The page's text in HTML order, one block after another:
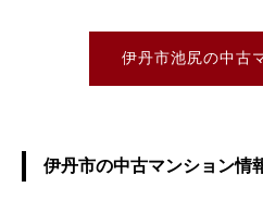
伊丹市池尻の中古
伊丹市の中古マンション情